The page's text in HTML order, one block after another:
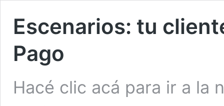
Escenarios: tu
Pago
Hacé clic acá para ir a la